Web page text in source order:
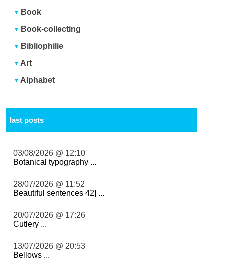
Book
Book-collecting
Bibliophilie
Art
Alphabet
last posts
03/08/2026 @ 12:10
Botanical typography ...
28/07/2026 @ 11:52
Beautiful sentences 42] ...
20/07/2026 @ 17:26
Cutlery ...
13/07/2026 @ 20:53
Bellows ...